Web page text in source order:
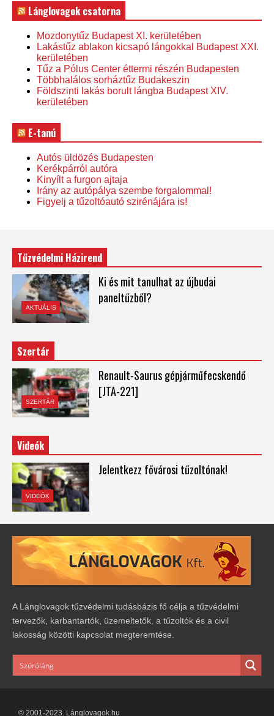
Lánglovagok csatorna
Mozdonytűz Budapest XI. kerületében
Lakástűz ablakon kicsapó lángokkal Budapest XXI.
kerületében
Tűz a Pólus Center éttermi részén Budapesten
Többhalálos sorháztűz Budakeszin
Földszinti lakás borult lángba Budapest XIV.
kerületében
E-tanú
Autós üldözés Budapesten
Kerékpárról autóra
Kinyílt a furgon ajtaja
Irány az autópálya szembe forgalommal!
Figyelj a tűzoltóautó szirénájára is!
Tűzvédelmi Házirend
AKTUÁLIS
Ki és mit tanulhat az újbudai
paneltűzből?
Szertár
SZERTÁR
Renault-Saurus gépjárműfecskendő
[JTA-221]
Videók
VIDEÓK
Jelentkezz fővárosi tűzoltónak!
A Lánglovagok tűzvédelmi tudásbázis fő célja a tűzvédelmi
tervezők, karbantartók, üzemeltetők, a tűzoltók és a civil
lakosság közötti kapcsolat megteremtése.
© 2001-2023. Lánglovagok.hu